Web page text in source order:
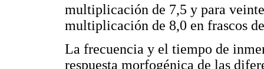
multiplicación de 7,5 y para
multiplicación de 8,0 en frascos
La frecuencia y el tiempo de
respuesta morfogénica de las